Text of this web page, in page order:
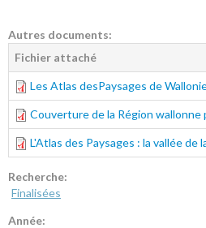
Autres documents:
Fichier attaché
Les Atlas desPaysages de
Couverture de la Région wallonne
L'Atlas des Paysages : la vallée de
Recherche:
Finalisées
Année: